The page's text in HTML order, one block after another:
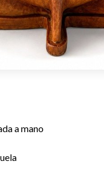
a mano